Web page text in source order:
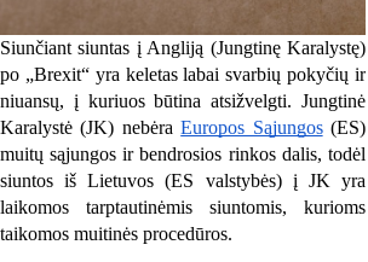
Siunčiant siuntas į Angliją (Jungtinę Karalystę)
po „Brexit“ yra keletas labai svarbių pokyčių ir
niuansų, į kuriuos būtina atsižvelgti. Jungtinė
Karalystė (JK) nebėra Europos Sąjungos (ES)
muitų sąjungos ir bendrosios rinkos dalis, todėl
siuntos iš Lietuvos (ES valstybės) į JK yra
laikomos tarptautinėmis siuntomis, kurioms
taikomos muitinės procedūros.